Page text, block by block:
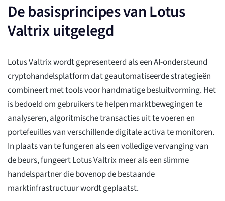
De basisprincipes van Lotus
Valtrix uitgelegd
Lotus Valtrix wordt gepresenteerd als een AI-ondersteund
cryptohandelsplatform dat geautomatiseerde strategieën
combineert met tools voor handmatige besluitvorming. Het
is bedoeld om gebruikers te helpen marktbewegingen te
analyseren, algoritmische transacties uit te voeren en
portefeuilles van verschillende digitale activa te monitoren.
In plaats van te fungeren als een volledige vervanging van
de beurs, fungeert Lotus Valtrix meer als een slimme
handelspartner die bovenop de bestaande
marktinfrastructuur wordt geplaatst.